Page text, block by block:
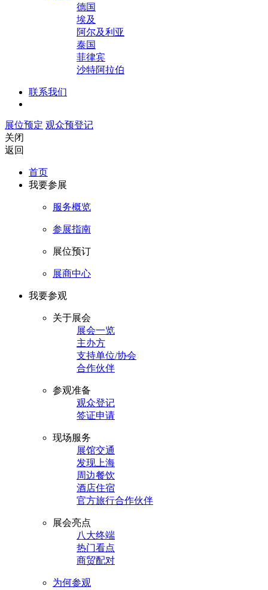
德国
埃及
阿尔及利亚
泰国
菲律宾
沙特阿拉伯
联系我们
展位预定 观众预登记
关闭
返回
首页
我要参展
服务概览
参展指南
展位预订
展商中心
我要参观
关于展会
展会一览
主办方
支持单位/协会
合作伙伴
参观准备
观众登记
签证申请
现场服务
展馆交通
发现上海
周边餐饮
酒店住宿
官方旅行合作伙伴
展会亮点
八大终端
热门看点
商贸配对
为何参观